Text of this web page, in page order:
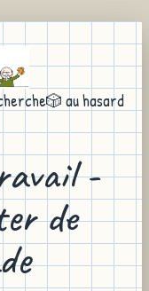
🎲 au hasard
-
de